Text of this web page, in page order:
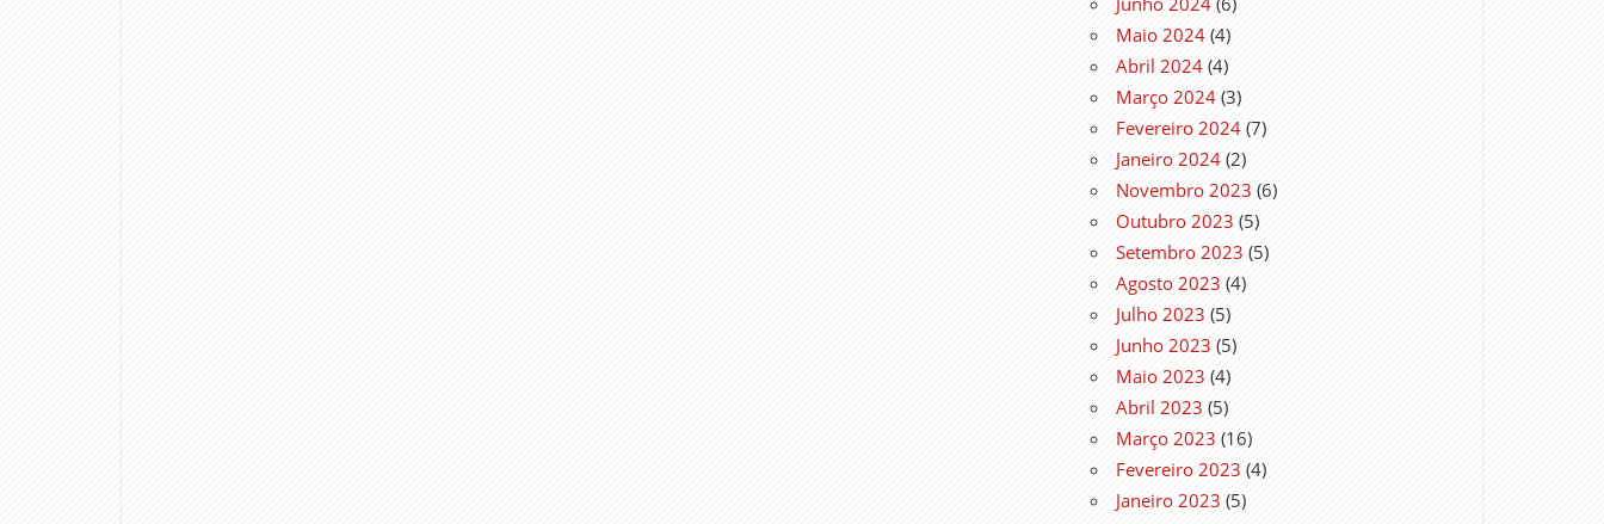
Maio 2024 (4)
Abril 2024 (4)
Março 2024 (3)
Fevereiro 2024 (7)
Janeiro 2024 (2)
Novembro 2023 (6)
Outubro 2023 (5)
Setembro 2023 (5)
Agosto 2023 (4)
Julho 2023 (5)
Junho 2023 (5)
Maio 2023 (4)
Abril 2023 (5)
Março 2023 (16)
Fevereiro 2023 (4)
Janeiro 2023 (5)